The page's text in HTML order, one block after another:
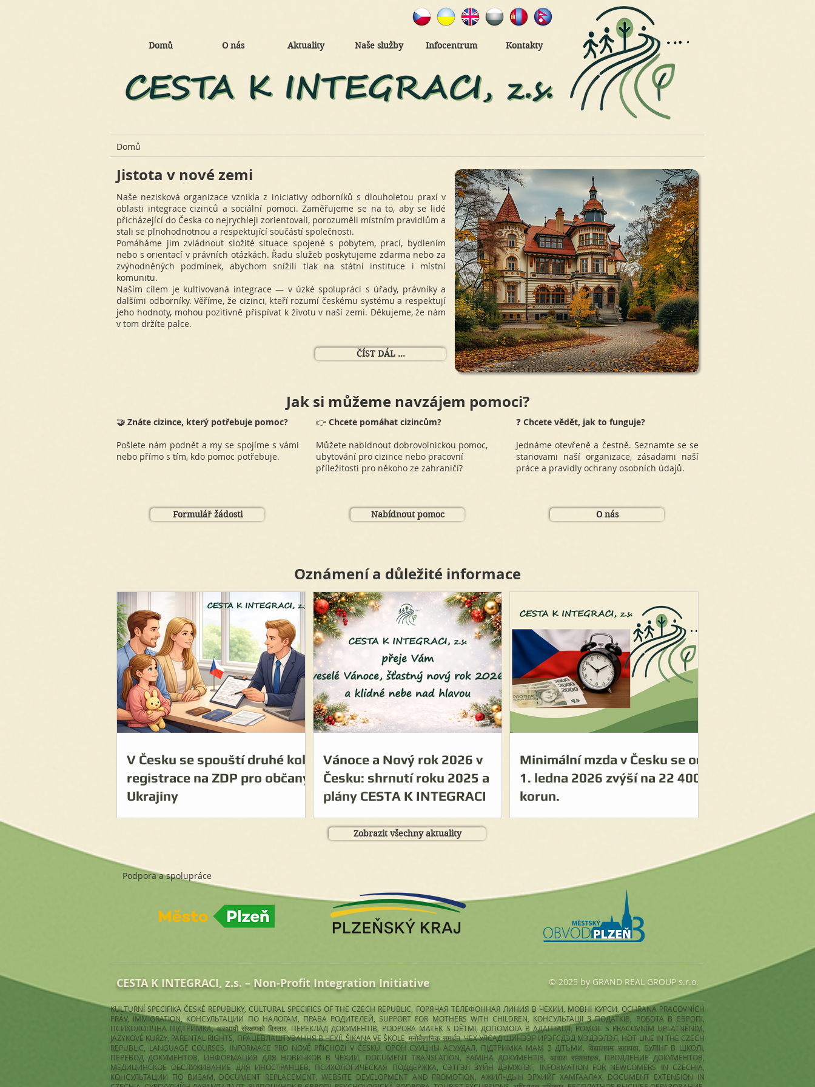
Domů O nás Aktuality Naše služby Infocentrum Kontakty
Domů
Jistota v nové zemi
Naše nezisková organizace vznikla z iniciativy odborníků s dlouholetou praxí v
oblasti integrace cizinců a sociální pomoci. Zaměřujeme se na to, aby se lidé
přicházející do Česka co nejrychleji zorientovali, porozuměli místním pravidlům a
stali se plnohodnotnou a respektující součástí společnosti.
Pomáháme jim zvládnout složité situace spojené s pobytem, prací, bydlením
nebo s orientací v právních otázkách. Řadu služeb poskytujeme zdarma nebo za
zvýhodněných podmínek, abychom snížili tlak na státní instituce i místní
komunitu.
Naším cílem je kultivovaná integrace — v úzké spolupráci s úřady, právníky a
dalšími odborníky. Věříme, že cizinci, kteří rozumí českému systému a respektují
jeho hodnoty, mohou pozitivně přispívat k životu v naší zemi. Děkujeme, že nám
v tom držíte palce.
ČÍST DÁL ...
Jak si můžeme navzájem pomoci?
🤝 Znáte cizince, který potřebuje pomoc?
Pošlete nám podnět a my se spojíme s vámi
nebo přímo s tím, kdo pomoc potřebuje.
Formulář žádosti
👉 Chcete pomáhat cizincům?
Můžete nabídnout dobrovolnickou pomoc,
ubytování pro cizince nebo pracovní
příležitosti pro někoho ze zahraničí?
Nabídnout pomoc
❓ Chcete vědět, jak to funguje?
Jednáme otevřeně a čestně. Seznamte se se
stanovami naší organizace, zásadami naší
práce a pravidly ochrany osobních údajů.
O nás
Oznámení a důležité informace
V Česku se spouští druhé kolo
registrace na ZDP pro občany
Ukrajiny
Vánoce a Nový rok 2026 v
Česku: shrnutí roku 2025 a
plány CESTA K INTEGRACI
Minimální mzda v Česku se od
1. ledna 2026 zvýší na 22 400
korun.
Zobrazit všechny aktuality
Podpora a spolupráce
CESTA K INTEGRACI, z.s.​ – Non-Profit Integration Initiative © 2025 by GRAND REAL GROUP s.r.o.
KULTURNÍ SPECIFIKA ČESKÉ REPUBLIKY, CULTURAL SPECIFICS OF THE CZECH REPUBLIC, ГОРЯЧАЯ ТЕЛЕФОННАЯ ЛИНИЯ В ЧЕХИИ, MОВНІ КУРСИ, OCHRANA PRACOVNÍCH
PRÁV, IMMIGRATION, КОНСУЛЬТАЦИИ ПО НАЛОГАМ, ПРАВА РОДИТЕЛЕЙ, SUPPORT FOR MOTHERS WITH CHILDREN, КОНСУЛЬТАЦІЇ З ПОДАТКІВ, РОБОТА В ЄВРОПІ,
ПСИХОЛОГІЧНА ПІДТРИМКА, अस्थायी संरक्षणको विस्तार, ПЕРЕКЛАД ДОКУМЕНТІВ, PODPORA MATEK S DĚTMI, ДОПОМОГА В АДАПТАЦІЇ, POMOC S PRACOVNÍM UPLATNĚNÍM,
JAZYKOVÉ KURZY, PARENTAL RIGHTS, ПРАЦЕВЛАШТУВАННЯ В ЧЕХІЇ, ŠIKANA VE ŠKOLE, मनोवैज्ञानिक समर्थन, ЧЕХ УЛСАД ШИНЭЭР ИРЭГСДЭД МЭДЭЭЛЭЛ, HOT LINE IN THE CZECH
REPUBLIC, LANGUAGE COURSES, INFORMACE PRO NOVĚ PŘÍCHOZÍ V ČESKU, ОРОН СУУЦНЫ АСУУДАЛ, ПІДТРИМКА МАМ З ДІТЬМИ, विद्यालयमा सहायता, БУЛІНГ В ШКОЛІ,
ПЕРЕВОД ДОКУМЕНТОВ, ИНФОРМАЦИЯ ДЛЯ НОВИЧКОВ В ЧЕХИИ, DOCUMENT TRANSLATION, ЗАМІНА ДОКУМЕНТІВ, आवास समस्याहरू, ПРОДЛЕНИЕ ДОКУМЕНТОВ,
МЕДИЦИНСКОЕ ОБСЛУЖИВАНИЕ ДЛЯ ИНОСТРАНЦЕВ, ПСИХОЛОГИЧЕСКАЯ ПОДДЕРЖКА, СЭТГЭЛ ЗҮЙН ДЭМЖЛЭГ, INFORMATION FOR NEWCOMERS IN CZECHIA,
КОНСУЛЬТАЦИИ ПО ВИЗАМ, DOCUMENT REPLACEMENT, WEBSITE DEVELOPMENT AND PROMOTION, АЖИЛЧДЫН ЭРХИЙГ ХАМГААЛАХ, DOCUMENT EXTENSION IN